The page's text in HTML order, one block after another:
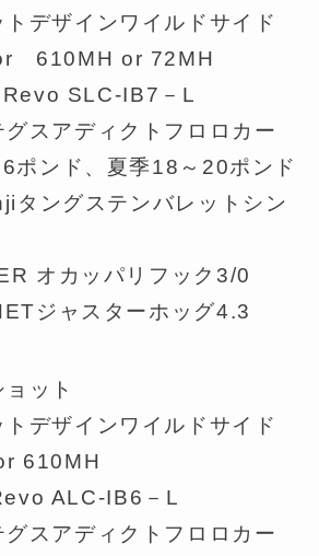
トデザインワイルドサイド
610MH or 72MH
SLC-IB7－L
スアディクトフロロカー
ポンド、夏季18～20ポンド
タングステンバレットシン
オカッパリフック3/0
ジャスターホッグ4.3
ット
トデザインワイルドサイド
610MH
ALC-IB6－L
スアディクトフロロカー